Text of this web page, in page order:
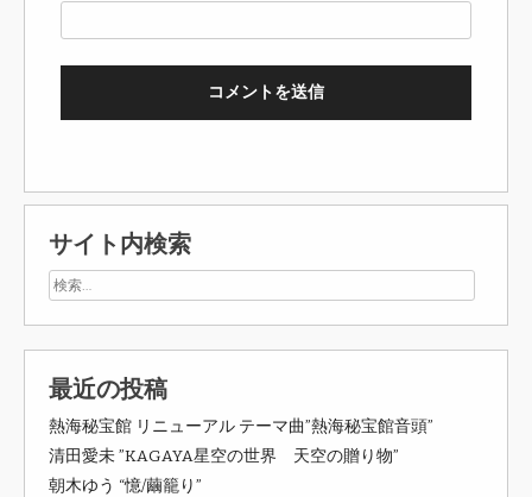
サイト内検索
最近の投稿
熱海秘宝館 リニューアル テーマ曲”熱海秘宝館音頭”
清田愛未 ”KAGAYA星空の世界 天空の贈り物”
朝木ゆう “憶/繭籠り”